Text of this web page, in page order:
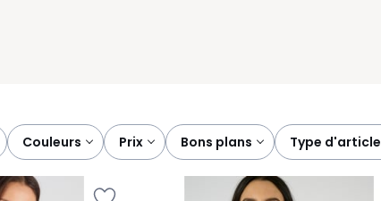
couleurs prix bons plans type d'article